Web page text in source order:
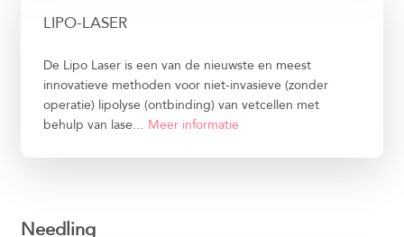
LIPO-LASER
De Lipo Laser is een van de nieuwste en meest
innovatieve methoden voor niet-invasieve (zonder
operatie) lipolyse (ontbinding) van vetcellen met
behulp van lase... Meer informatie
Needling